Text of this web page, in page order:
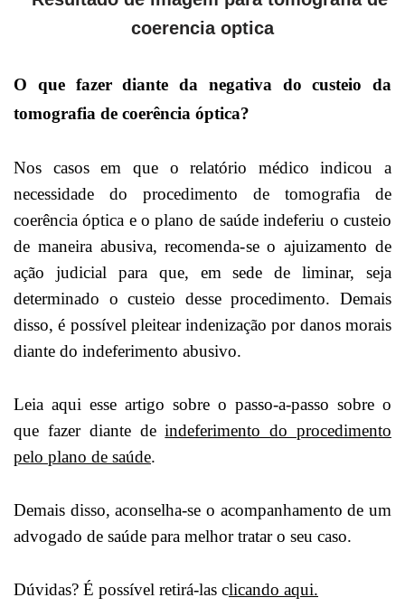
O que fazer diante da negativa do custeio da
tomografia de coerência óptica?
Nos casos em que o relatório médico indicou a
necessidade do procedimento de tomografia de
coerência óptica e o plano de saúde indeferiu o custeio
de maneira abusiva, recomenda-se o ajuizamento de
ação judicial para que, em sede de liminar, seja
determinado o custeio desse procedimento. Demais
disso, é possível pleitear indenização por danos morais
diante do indeferimento abusivo.
Leia aqui esse artigo sobre o passo-a-passo sobre o
que fazer diante deindeferimento do procedimento
pelo plano de saúde.
Demais disso, aconselha-se o acompanhamento de um
advogado de saúde para melhor tratar o seu caso.
Dúvidas? É possível retirá-las clicando aqui.